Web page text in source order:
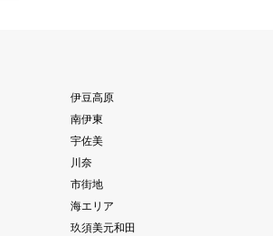
伊豆高原
南伊東
宇佐美
川奈
市街地
海エリア
玖須美元和田